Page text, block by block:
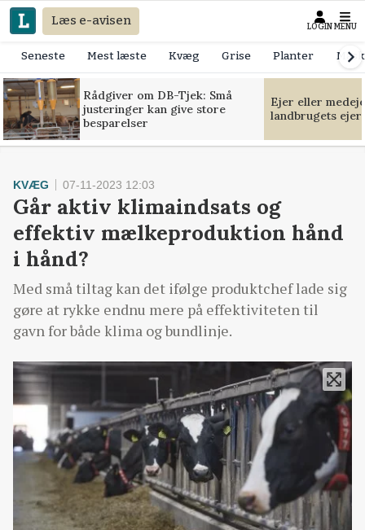
Læs e-avisen LOGIN MENU
Seneste Mest læste Kvæg Grise Planter
Rådgiver om DB-Tjek: Små
justeringer kan give store
besparelser
Ejer eller
landbrugets
KVÆG 07-11-2023 12:03
Går aktiv klimaindsats og
effektiv mælkeproduktion hånd
i hånd?
Med små tiltag kan det ifølge produktchef lade sig
gøre at rykke endnu mere på effektiviteten til
gavn for både klima og bundlinje.